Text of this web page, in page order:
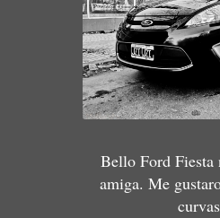
Bello Ford Fiesta
amiga. Me